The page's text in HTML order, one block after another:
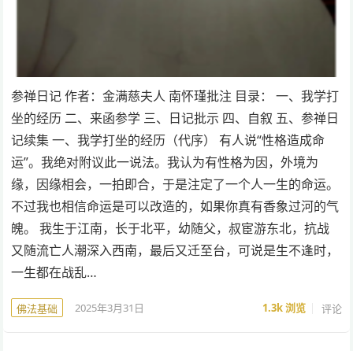
参禅日记 作者：金满慈夫人 南怀瑾批注 目录： 一、我学打
坐的经历 二、来函参学 三、日记批示 四、自叙 五、参禅日
记续集 一、我学打坐的经历（代序） 有人说“性格造成命
运”。我绝对附议此一说法。我认为有性格为因，外境为
缘，因缘相会，一拍即合，于是注定了一个人一生的命运。
不过我也相信命运是可以改造的，如果你真有香象过河的气
魄。 我生于江南，长于北平，幼随父，叔宦游东北，抗战
又随流亡人潮深入西南，最后又迁至台，可说是生不逢时，
一生都在战乱…
佛法基础 2025年3月31日 1.3k浏览 评论